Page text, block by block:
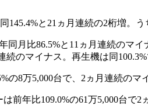
145.4%と21ヵ月連続の2桁増。
同月比86.5%と11ヵ月連続のマ
続のマイナス。再生機は同
8万5,000台で、2ヵ月連続のマ
前年比109.0%の61万5,000台で2